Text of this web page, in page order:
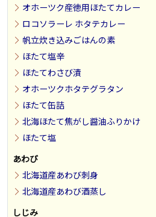
オホーツク産徳用ほたてカレー
ロコソラーレ ホタテカレー
帆立炊き込みごはんの素
ほたて塩辛
ほたてわさび漬
オホーツクホタテグラタン
ほたて缶詰
北海ほたて焦がし醤油ふりかけ
ほたて塩
あわび
北海道産あわび刺身
北海道産あわび酒蒸し
しじみ